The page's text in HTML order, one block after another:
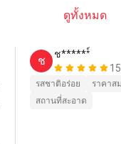
ดูทั้งหมด
ช
ช******์
รสชาติอร่อย
ราคาส
สถานที่สะอาด